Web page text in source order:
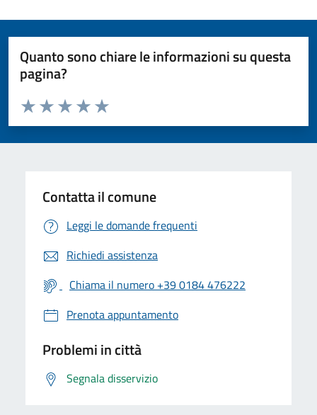
Quanto sono chiare le informazioni su questa
pagina?
Valuta da 1 a 5 stelle la pagina
Valuta 5 stelle su 5
Valuta 4 stelle su 5
Valuta 3 stelle su 5
Valuta 2 stelle su 5
Valuta 1 stelle su 5
Contatta il comune
Leggi le domande frequenti
Richiedi assistenza
Chiama il numero +39 0184 476222
Prenota appuntamento
Problemi in città
Segnala disservizio